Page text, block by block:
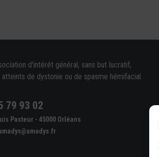
d'intérêt général, sans but lucratif,
atteints de dystonie ou de spasme hémifacial.
79 93 02
Pasteur - 45000 Orléans